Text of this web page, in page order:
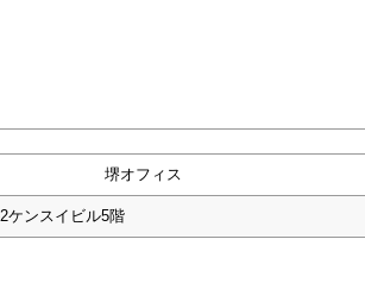
堺オフィス
ケンスイビル5階